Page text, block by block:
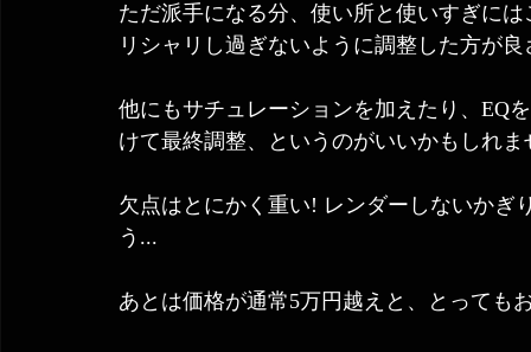
ただ派手になる分、使い所と使いすぎに
リシャリし過ぎないように調整した方が
他にもサチュレーションを加えたり、EQ
けて最終調整、というのがいいかもしれま
欠点はとにかく重い! レンダーしないかぎ
う...
あとは価格が通常5万円越えと、とっても